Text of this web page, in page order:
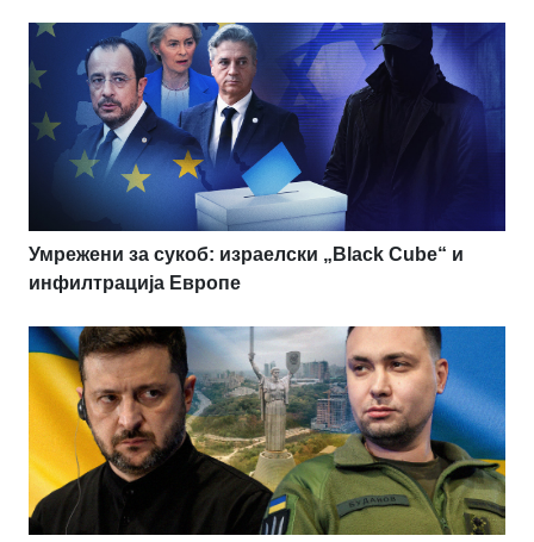
Умрежени за сукоб: израелски „Black Cube“ и
инфилтрација Европе